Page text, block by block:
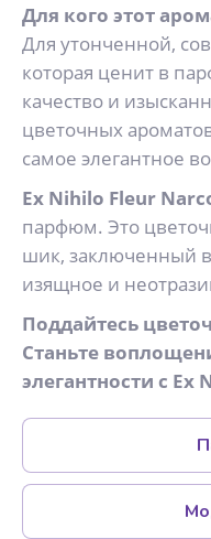
Для кого этот
Для утонченной,
которая ценит в
качество и
цветочных
самое элегантное
Ex Nihilo Fleur
парфюм. Это
шик, заключенный
изящное и
Поддайтесь
Станьте
элегантности с